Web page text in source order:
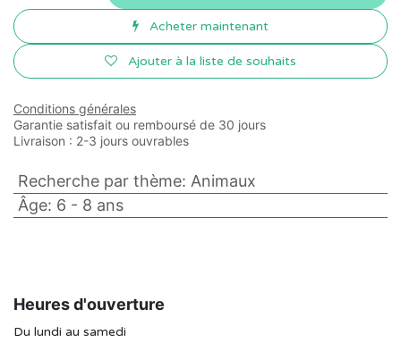
Acheter maintenant
Ajouter à la liste de souhaits
Conditions générales
Garantie satisfait ou remboursé de 30 jours
Livraison : 2-3 jours ouvrables
Recherche par thème: Animaux
Âge: 6 - 8 ans
Heures d'ouverture
Du lundi au samedi